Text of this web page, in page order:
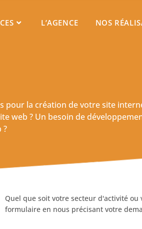
L’AGENCE NOS
pour la création de votre site
web ? Un besoin de
?
Quel que soit votre secteur d'activité
formulaire en nous précisant votre